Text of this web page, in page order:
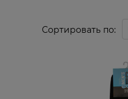
Сортировать по: